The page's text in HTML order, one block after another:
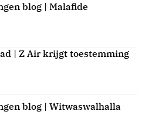
blog | Malafide
| Z Air krijgt toestemming
blog | Witwaswalhalla